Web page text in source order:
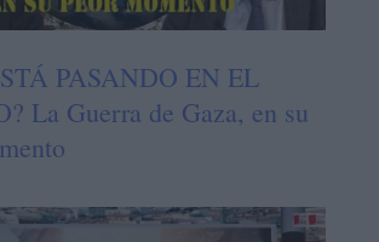
PASANDO EN EL
La Guerra de Gaza, en su